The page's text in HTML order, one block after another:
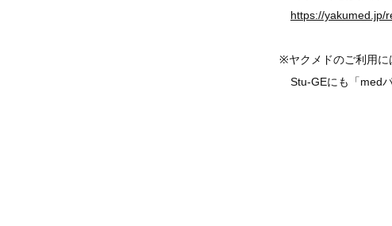
https://yakumed.jp/
※ヤクメドのご利用に
Stu-GEにも「med